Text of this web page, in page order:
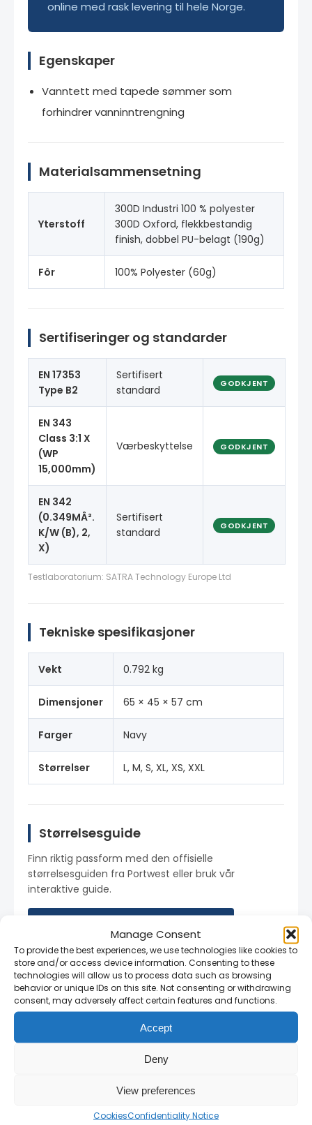
Manage Consent
To provide the best experiences, we use technologies like cookies to
store and/or access device information. Consenting to these
technologies will allow us to process data such as browsing
behavior or unique IDs on this site. Not consenting or withdrawing
consent, may adversely affect certain features and functions.
Accept
Deny
View preferences
CookiesConfidentiality Notice
online med rask levering til hele Norge.
Egenskaper
Vanntett med tapede sømmer som
forhindrer vanninntrengning
Materialsammensetning
Yterstoff
300D Industri 100 % polyester
300D Oxford, flekkbestandig
finish, dobbel PU-belagt (190g)
Fôr 100% Polyester (60g)
Sertifiseringer og standarder
EN 17353
Type B2
Sertifisert
standard
GODKJENT
EN 343
Class 3:1 X
(WP
15,000mm)
Værbeskyttelse GODKJENT
EN 342
(0.349MÂ².
K/W (B), 2,
X)
Sertifisert
standard
GODKJENT
Testlaboratorium: SATRA Technology Europe Ltd
Tekniske spesifikasjoner
Vekt 0.792 kg
Dimensjoner 65 × 45 × 57 cm
Farger Navy
Størrelser L, M, S, XL, XS, XXL
Størrelsesguide
Finn riktig passform med den offisielle
størrelsesguiden fra Portwest eller bruk vår
interaktive guide.
Interaktiv størrelsesguide→
Hvorfor kjøpe fra RAM SVEIS?
Autorisert Portwest-importør i Norge
Stort lager— de fleste produkter på lager for